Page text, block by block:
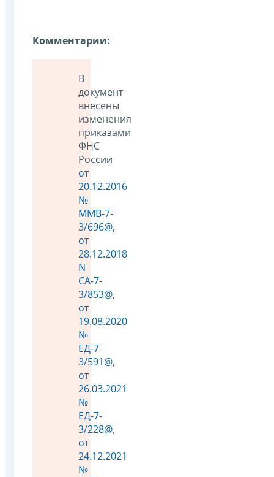
Комментарии:
В
документ
внесены
изменения
приказами
ФНС
России
от
20.12.2016
№
ММВ-7-
3/696@,
от
28.12.2018
N
СА-7-
3/853@,
от
19.08.2020
№
ЕД-7-
3/591@,
от
26.03.2021
№
ЕД-7-
3/228@,
от
24.12.2021
№